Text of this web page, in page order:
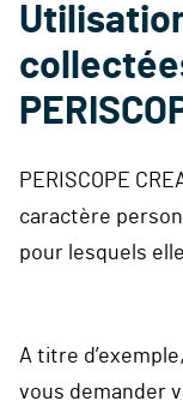
PERISCOPE
caractère
pour lesquels
A titre
vous demander